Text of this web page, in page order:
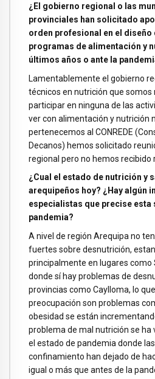
¿El gobierno regional o las
provinciales han solicitado
orden profesional en el diseño
programas de alimentación y
últimos años o ante la
Lamentablemente el gobierno
técnicos en nutrición que somos
participar en ninguna de las
ver con alimentación y nutrición
pertenecemos al CONREDE
Decanos) hemos solicitado
regional pero no hemos recibido
¿Cual el estado de nutrición y
arequipeños hoy? ¿Hay algún
especialistas que precise esta
pandemia?
A nivel de región Arequipa no
fuertes sobre desnutrición,
principalmente en lugares como
donde sí hay problemas de
provincias como Caylloma, lo
preocupación son problemas
obesidad se están
problema de mal nutrición se
el estado de pandemia donde
confinamiento han dejado de
igual o más que antes de la